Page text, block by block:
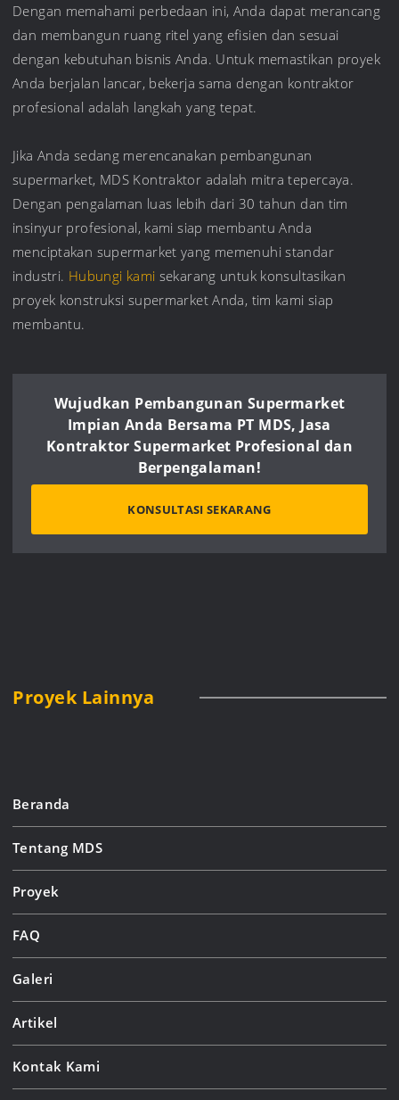
Dengan memahami perbedaan ini, Anda dapat merancang
dan membangun ruang ritel yang efisien dan sesuai
dengan kebutuhan bisnis Anda. Untuk memastikan proyek
Anda berjalan lancar, bekerja sama dengan kontraktor
profesional adalah langkah yang tepat.
Jika Anda sedang merencanakan pembangunan
supermarket, MDS Kontraktor adalah mitra tepercaya.
Dengan pengalaman luas lebih dari 30 tahun dan tim
insinyur profesional, kami siap membantu Anda
menciptakan supermarket yang memenuhi standar
industri. Hubungi kami sekarang untuk konsultasikan
proyek konstruksi supermarket Anda, tim kami siap
membantu.
Wujudkan Pembangunan Supermarket
Impian Anda Bersama PT MDS, Jasa
Kontraktor Supermarket Profesional dan
Berpengalaman!
KONSULTASI SEKARANG
Proyek Lainnya
Beranda
Tentang MDS
Proyek
FAQ
Galeri
Artikel
Kontak Kami